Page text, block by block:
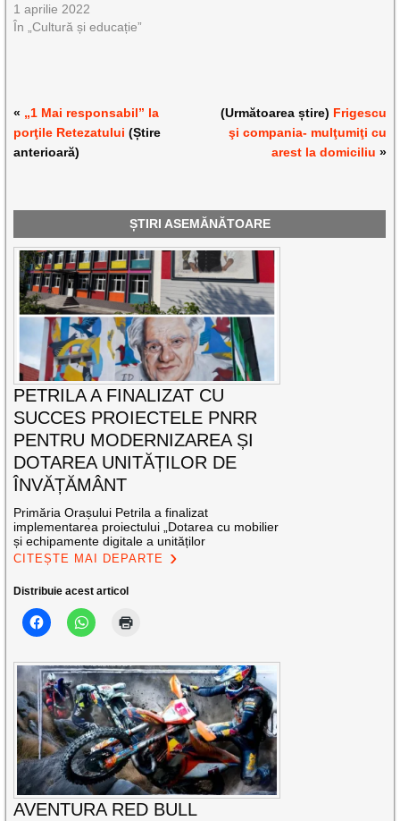
1 aprilie 2022
În „Cultură și educație”
« „1 Mai responsabil” la
porţile Retezatului (Știre
anterioară)
(Următoarea știre) Frigescu
şi compania- mulţumiţi cu
arest la domiciliu »
ȘTIRI ASEMĂNĂTOARE
PETRILA A FINALIZAT CU
SUCCES PROIECTELE PNRR
PENTRU MODERNIZAREA ȘI
DOTAREA UNITĂȚILOR DE
ÎNVĂȚĂMÂNT
Primăria Orașului Petrila a finalizat
implementarea proiectului „Dotarea cu mobilier
și echipamente digitale a unităților
CITEȘTE MAI DEPARTE
Distribuie acest articol
AVENTURA RED BULL